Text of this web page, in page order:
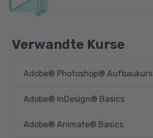
Verwandte Kurse
Adobe® Photoshop® Aufbaukurs
Adobe® InDesign® Basics
Adobe® Animate® Basics